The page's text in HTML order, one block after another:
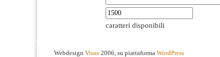
caratteri disponibili
Webdesign Visus 2006, su piattaforma WordPress